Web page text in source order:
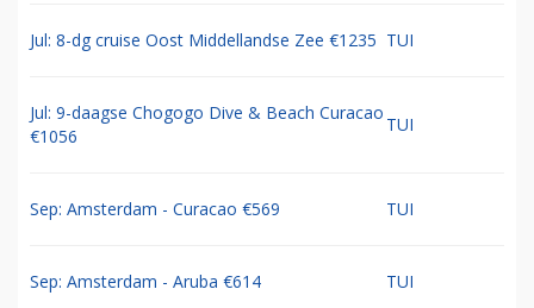
Jul: 8-dg cruise Oost Middellandse Zee €1235 TUI
Jul: 9-daagse Chogogo Dive & Beach Curacao
€1056
TUI
Sep: Amsterdam - Curacao €569 TUI
Sep: Amsterdam - Aruba €614 TUI